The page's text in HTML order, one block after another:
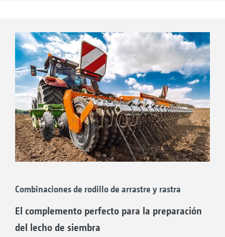
Combinaciones de rodillo de arrastre y rastra
El complemento perfecto para la preparación
del lecho de siembra